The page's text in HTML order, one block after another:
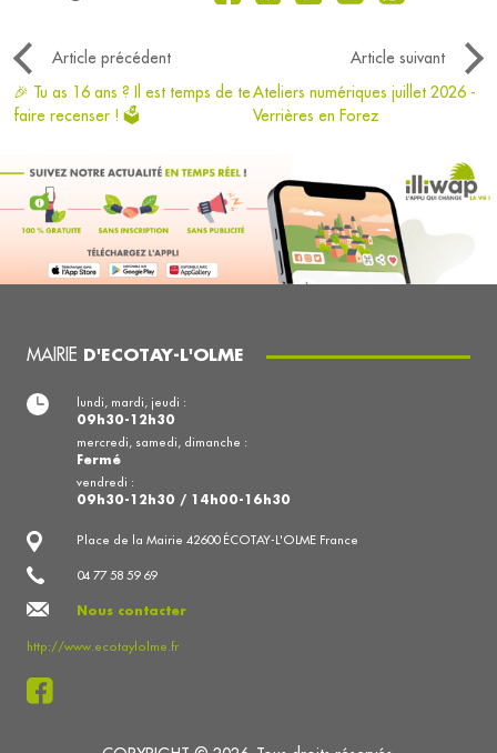
Article précédent
Article suivant
🎉 Tu as 16 ans ? Il est temps de te
faire recenser ! 🗳️
Ateliers numériques juillet 2026 -
Verrières en Forez
MAIRIE D'ECOTAY-L'OLME
Place de la Mairie 42600 ÉCOTAY-L'OLME France
04 77 58 59 69
Nous contacter
http://www.ecotaylolme.fr
lundi, mardi, jeudi :
09h30-12h30
mercredi, samedi, dimanche :
Fermé
vendredi :
09h30-12h30 / 14h00-16h30